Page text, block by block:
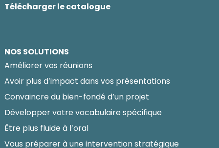
Télécharger le catalogue
NOS SOLUTIONS
Améliorer vos réunions
Avoir plus d’impact dans vos présentations
Convaincre du bien-fondé d’un projet
Développer votre vocabulaire spécifique
Être plus fluide à l’oral
Vous préparer à une intervention stratégique